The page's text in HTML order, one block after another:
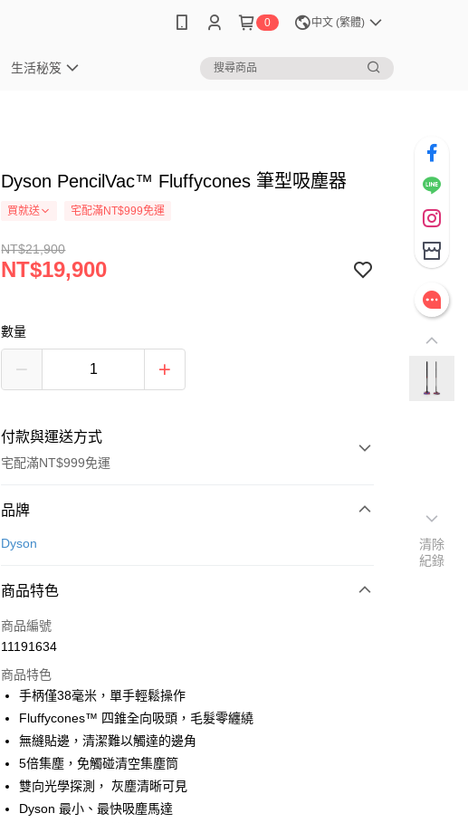
0 中文 (繁體)
生活秘笈
Dyson PencilVac™ Fluffycones 筆型吸塵器
買就送 宅配滿NT$999免運
NT$21,900
NT$19,900
數量
付款與運送方式
宅配滿NT$999免運
付款方式
信用卡一次付款
合作金庫商業銀行
華南商業銀行
上海商業儲蓄銀行
國泰世華商業銀行
臺灣中小企業銀行
台中商業銀行
匯豐（台灣）商業銀行
聯邦商業銀行
元大商業銀行
玉山商業銀行
台新國際商業銀行
6 期 0 利率 每期
華南商業銀行
上海商業儲蓄銀行
國泰世華商業銀行
兆豐國際商業銀行
臺灣中小企業銀行
匯豐（台灣）商業銀行
元大商業銀行
玉山商業銀行
即享券
LINE Pay
Apple Pay
街口支付
品牌
Dyson
商品特色
商品編號
11191634
商品特色
手柄僅38毫米，單手輕鬆操作
Fluffycones™ 四錐全向吸頭，毛髮零纏繞
無縫貼邊，清潔難以觸達的邊角
5倍集塵，免觸碰清空集塵筒
雙向光學探測， 灰塵清晰可見
Dyson 最小、最快吸塵馬達
清除
紀錄